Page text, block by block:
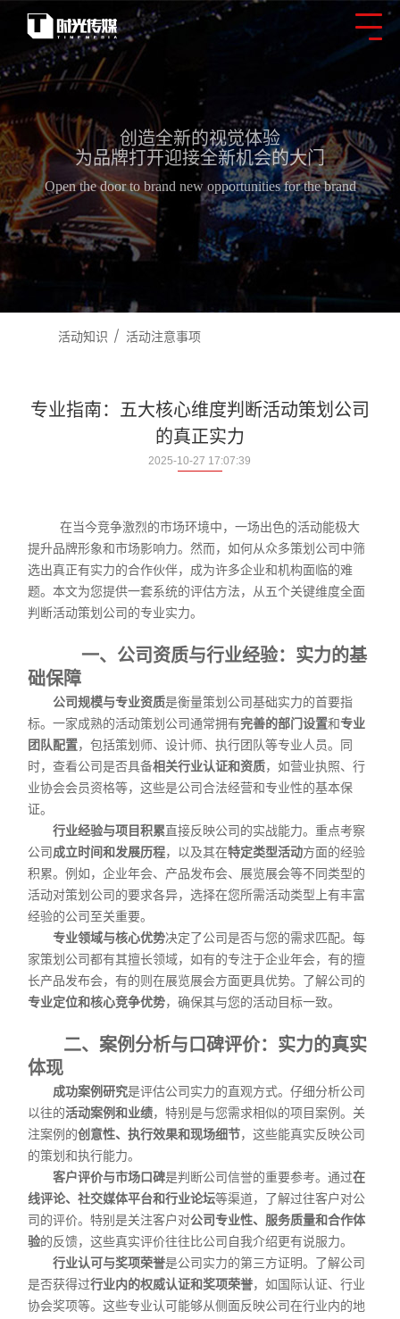
创造全新的视觉体验
为品牌打开迎接全新机会的大门
Open the door to brand new opportunities for the brand
活动知识 活动注意事项
专业指南：五大核心维度判断活动策划公司
的真正实力
2025-10-27 17:07:39
在当今竞争激烈的市场环境中，一场出色的活动能极大
提升品牌形象和市场影响力。然而，如何从众多策划公司中筛
选出真正有实力的合作伙伴，成为许多企业和机构面临的难
题。本文为您提供一套系统的评估方法，从五个关键维度全面
判断活动策划公司的专业实力。
一、公司资质与行业经验：实力的基
础保障
公司规模与专业资质是衡量策划公司基础实力的首要指
标。一家成熟的活动策划公司通常拥有完善的部门设置和专业
团队配置，包括策划师、设计师、执行团队等专业人员。同
时，查看公司是否具备相关行业认证和资质，如营业执照、行
业协会会员资格等，这些是公司合法经营和专业性的基本保
证。
行业经验与项目积累直接反映公司的实战能力。重点考察
公司成立时间和发展历程，以及其在特定类型活动方面的经验
积累。例如，企业年会、产品发布会、展览展会等不同类型的
活动对策划公司的要求各异，选择在您所需活动类型上有丰富
经验的公司至关重要。
专业领域与核心优势决定了公司是否与您的需求匹配。每
家策划公司都有其擅长领域，如有的专注于企业年会，有的擅
长产品发布会，有的则在展览展会方面更具优势。了解公司的
专业定位和核心竞争优势，确保其与您的活动目标一致。
二、案例分析与口碑评价：实力的真实
体现
成功案例研究是评估公司实力的直观方式。仔细分析公司
以往的活动案例和业绩，特别是与您需求相似的项目案例。关
注案例的创意性、执行效果和现场细节，这些能真实反映公司
的策划和执行能力。
客户评价与市场口碑是判断公司信誉的重要参考。通过在
线评论、社交媒体平台和行业论坛等渠道，了解过往客户对公
司的评价。特别是关注客户对公司专业性、服务质量和合作体
验的反馈，这些真实评价往往比公司自我介绍更有说服力。
行业认可与奖项荣誉是公司实力的第三方证明。了解公司
是否获得过行业内的权威认证和奖项荣誉，如国际认证、行业
协会奖项等。这些专业认可能够从侧面反映公司在行业内的地